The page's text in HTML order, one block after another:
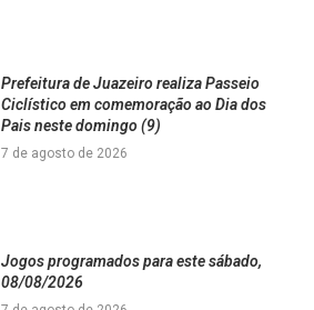
Prefeitura de Juazeiro realiza Passeio
Ciclístico em comemoração ao Dia dos
Pais neste domingo (9)
7 de agosto de 2026
Jogos programados para este sábado,
08/08/2026